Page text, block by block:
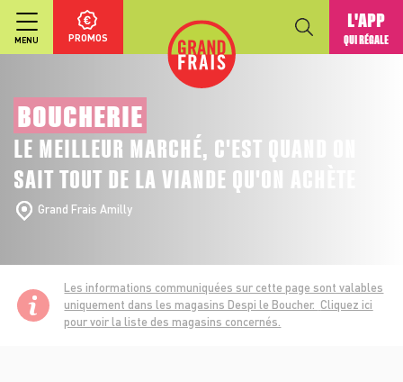
MENU PROMOS
L'APP
QUI RÉGALE
BOUCHERIE
LE MEILLEUR MARCHÉ, C'EST QUAND ON
SAIT TOUT DE LA VIANDE QU'ON ACHÈTE
Grand Frais Amilly
Les informations communiquées sur cette page sont valables
uniquement dans les magasins Despi le Boucher. Cliquez ici
pour voir la liste des magasins concernés.